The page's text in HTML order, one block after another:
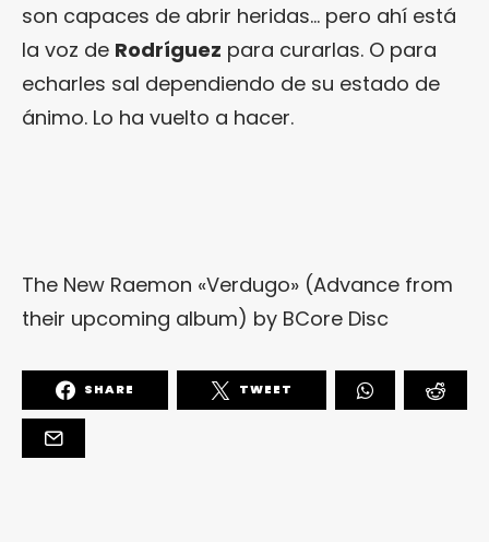
son capaces de abrir heridas… pero ahí está
la voz de Rodríguez para curarlas. O para
echarles sal dependiendo de su estado de
ánimo. Lo ha vuelto a hacer.
The New Raemon «Verdugo» (Advance from
their upcoming album) by BCore Disc
SHARE TWEET